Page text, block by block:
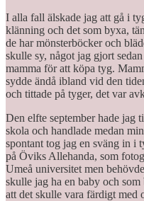
I alla fall älskade jag att gå i
klänning och det som byxa,
de har mönsterböcker och
skulle sy, något jag gjort
mamma för att köpa tyg.
sydde ändå ibland vid den
och tittade på tyger, det var
Den elfte september hade jag
skola och handlade medan
spontant tog jag en sväng in i
på Öviks Allehanda, som
Umeå universitet men
skulle jag ha en baby och
att det skulle vara färdigt med